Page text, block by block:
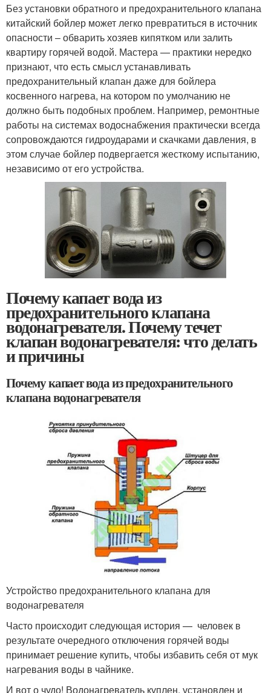
Без установки обратного и предохранительного клапана
китайский бойлер может легко превратиться в источник
опасности – обварить хозяев кипятком или залить
квартиру горячей водой. Мастера — практики нередко
признают, что есть смысл устанавливать
предохранительный клапан даже для бойлера
косвенного нагрева, на котором по умолчанию не
должно быть подобных проблем. Например, ремонтные
работы на системах водоснабжения практически всегда
сопровождаются гидроударами и скачками давления, в
этом случае бойлер подвергается жесткому испытанию,
независимо от его устройства.
Почему капает вода из
предохранительного клапана
водонагревателя. Почему течет
клапан водонагревателя: что делать
и причины
Почему капает вода из предохранительного
клапана водонагревателя
Устройство предохранительного клапана для
водонагревателя
Часто происходит следующая история — человек в
результате очередного отключения горячей воды
принимает решение купить, чтобы избавить себя от мук
нагревания воды в чайнике.
И вот о чудо! Водонагреватель куплен, установлен и